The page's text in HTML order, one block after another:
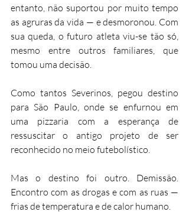
entanto, não suportou por muito tempo
as agruras da vida — e desmoronou. Com
sua queda, o futuro atleta viu-se tão só,
mesmo entre outros familiares, que
tomou uma decisão.
Como tantos Severinos, pegou destino
para São Paulo, onde se enfurnou em
uma pizzaria com a esperança de
ressuscitar o antigo projeto de ser
reconhecido no meio futebolístico.
Mas o destino foi outro. Demissão.
Encontro com as drogas e com as ruas —
frias de temperatura e de calor humano.